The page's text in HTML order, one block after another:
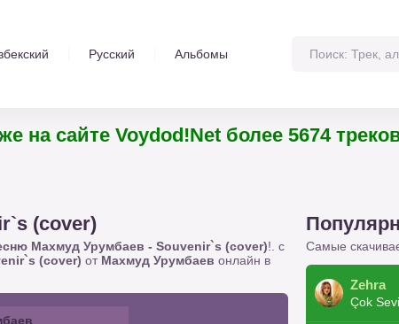
Русский Альбомы
на сайте Voydod!Net более 5674
(cover)
Махмуд Урумбаев - Souvenir`s (cover)!. с
(cover) от Махмуд Урумбаев онлайн в
Самые
Zehra
Çok